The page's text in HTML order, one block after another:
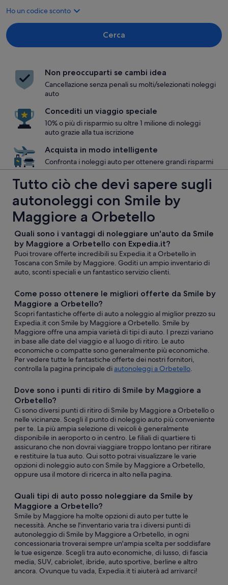
Ho un codice sconto
Cerca
Non preoccuparti se cambi idea
Cancellazione senza penali su molti/selezionati noleggi
auto
Concediti un viaggio speciale
10% o più di risparmio su oltre 1 milione di noleggi
auto grazie alla tua iscrizione
Acquista in modo intelligente
Confronta i noleggi auto per ottenere grandi risparmi
Tutto ciò che devi sapere sugli
autonoleggi con Smile by
Maggiore a Orbetello
Quali sono i vantaggi di noleggiare un'auto da Smile
by Maggiore a Orbetello con Expedia.it?
Puoi trovare offerte incredibili su Expedia.it a Orbetello in
Toscana con Smile by Maggiore. Goditi un ampio inventario di
auto, sconti speciali e un fantastico servizio clienti.
Come posso ottenere le migliori offerte da Smile by
Maggiore a Orbetello?
Scopri fantastiche offerte di auto a noleggio al miglior prezzo su
Expedia.it con Smile by Maggiore a Orbetello. Smile by
Maggiore offre una ampia varietà di tipi di auto. I prezzi variano
in base alle date del viaggio e al luogo di ritiro. Le auto
economiche o compatte sono generalmente più economiche.
Per vedere tutte le fantastiche offerte dei nostri fornitori,
controlla la pagina principale di autonoleggi a Orbetello.
Dove sono i punti di ritiro di Smile by Maggiore a
Orbetello?
Ci sono diversi punti di ritiro di Smile by Maggiore a Orbetello o
nelle vicinanze. Scegli il punto di noleggio auto più conveniente
per te. La più ampia selezione di veicoli è generalmente
disponibile in aeroporto o in centro. Le filiali di quartiere ti
assicurano che non dovrai viaggiare troppo lontano per ritirare
e restituire la tua auto. Qui sotto potrai visualizzare le varie
opzioni di noleggio auto con Smile by Maggiore a Orbetello,
oppure usa il motore di ricerca in alto nella pagina.
Quali tipi di auto posso noleggiare da Smile by
Maggiore a Orbetello?
Smile by Maggiore ha molte opzioni di auto per tutte le
necessità. Anche se l'inventario varia tra i diversi punti di
autonoleggio di Smile by Maggiore a Orbetello, in ogni
concessionaria troverai sempre un'ampia scelta per soddisfare
le tue esigenze. Scegli tra auto economiche, di lusso, di fascia
media, SUV, cabriolet, ibride, auto sportive, berline e altro
ancora. Ovunque tu vada, Expedia.it ti aiuterà ad arrivarci!